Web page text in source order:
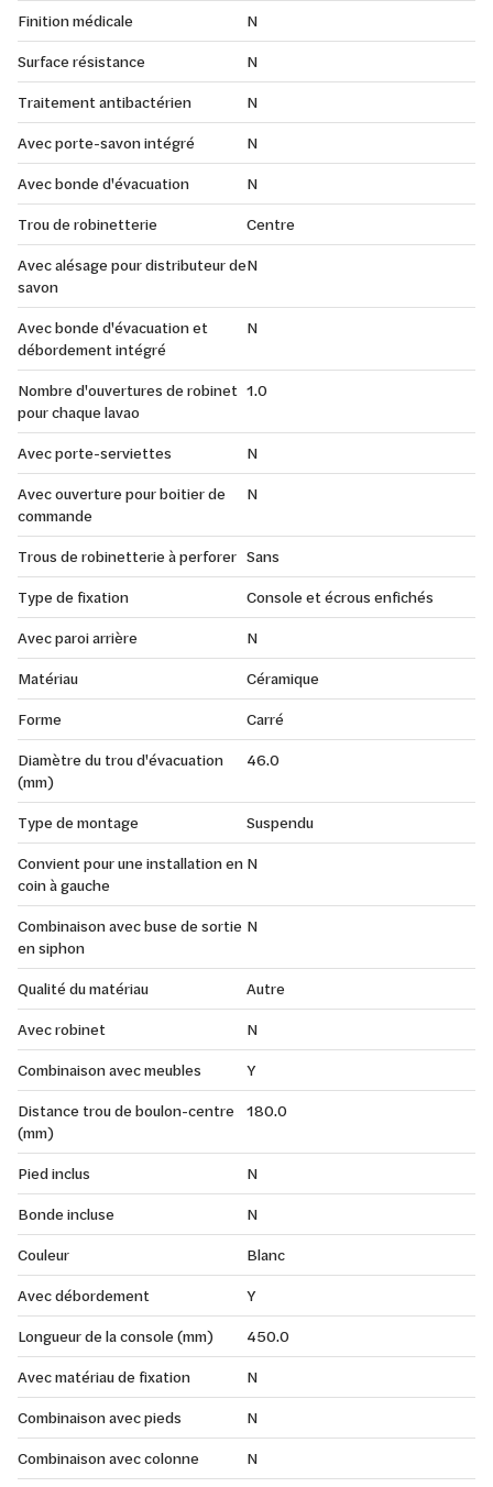
Finition médicale
N
Surface résistance
N
Traitement antibactérien
N
Avec porte-savon intégré
N
Avec bonde d'évacuation
N
Trou de robinetterie
Centre
Avec alésage pour distributeur de
savon
N
Avec bonde d'évacuation et
débordement intégré
N
Nombre d'ouvertures de robinet
pour chaque lavao
1.0
Avec porte-serviettes
N
Avec ouverture pour boitier de
commande
N
Trous de robinetterie à perforer Sans
Type de fixation
Console et écrous enfichés
Avec paroi arrière
N
Matériau
Céramique
Forme
Carré
Diamètre du trou d'évacuation
(mm)
46.0
Type de montage
Suspendu
Convient pour une installation en
coin à gauche
N
Combinaison avec buse de sortie
en siphon
N
Qualité du matériau
Autre
Avec robinet
N
Combinaison avec meubles
Y
Distance trou de boulon-centre
(mm)
180.0
Pied inclus
N
Bonde incluse
N
Couleur
Blanc
Avec débordement
Y
Longueur de la console (mm)
450.0
Avec matériau de fixation
N
Combinaison avec pieds
N
Combinaison avec colonne
N